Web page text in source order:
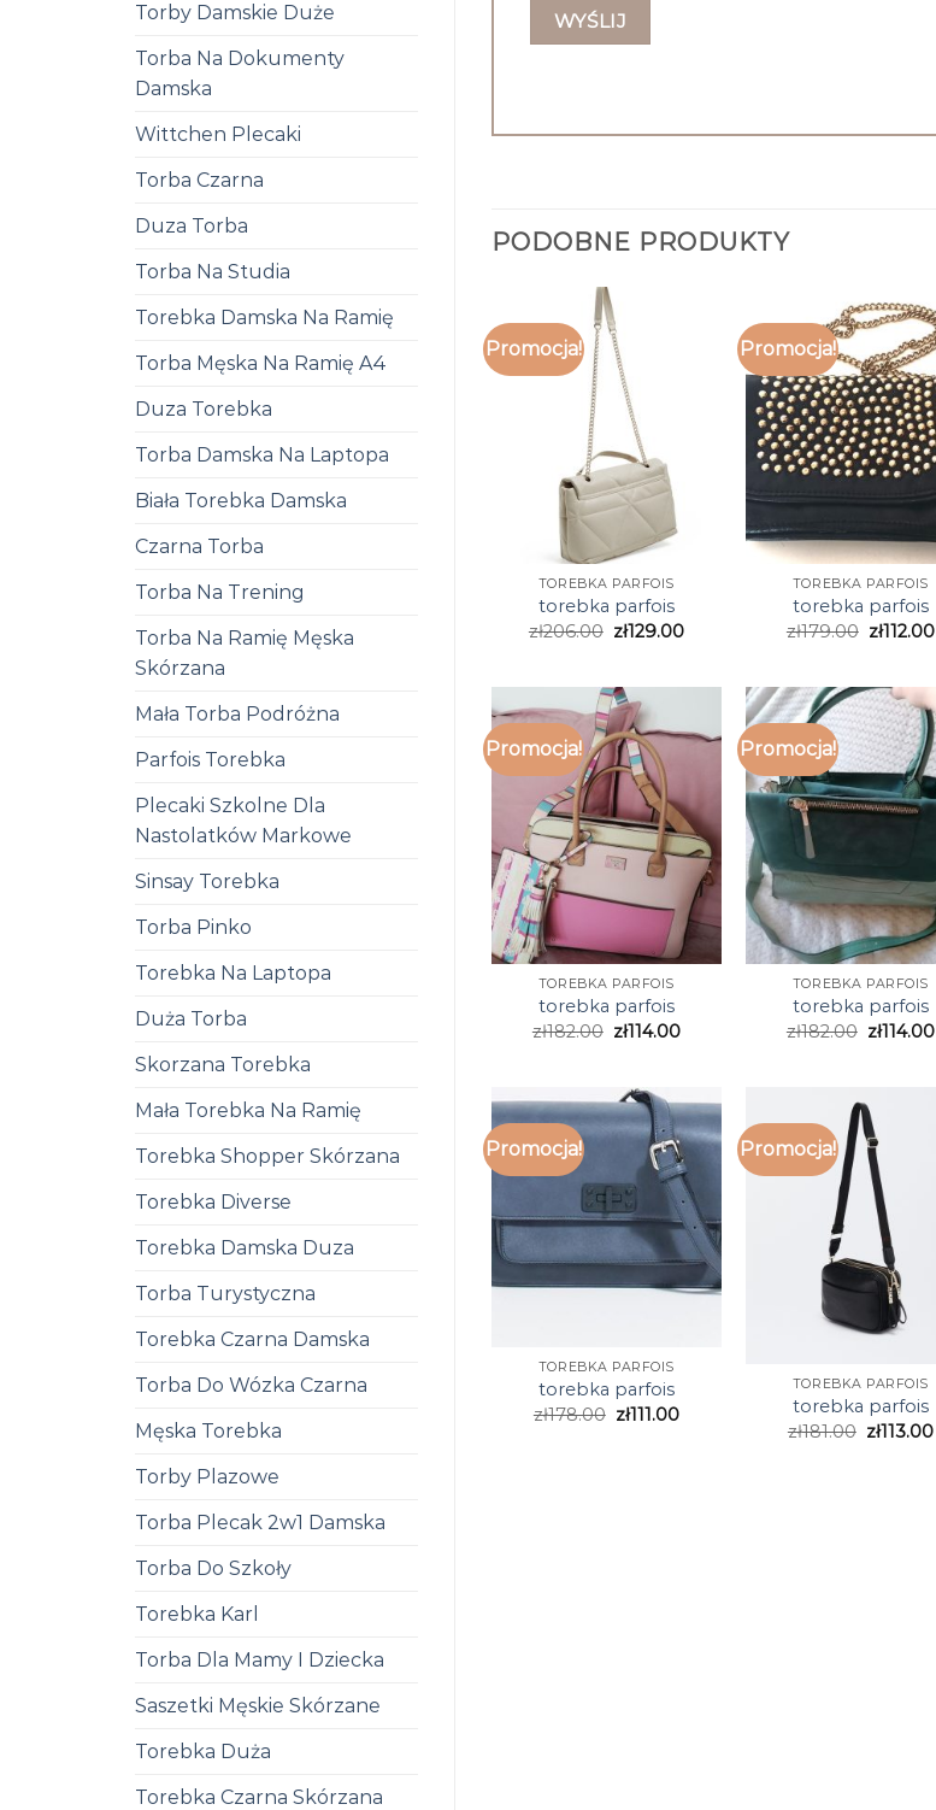
Torby Damskie Duże
Torba Na Dokumenty
Damska
Wittchen Plecaki
Torba Czarna
Duza Torba
Torba Na Studia
Torebka Damska Na Ramię
Torba Męska Na Ramię A4
Duza Torebka
Torba Damska Na Laptopa
Biała Torebka Damska
Czarna Torba
Torba Na Trening
Torba Na Ramię Męska
Skórzana
Mała Torba Podróżna
Parfois Torebka
Plecaki Szkolne Dla
Nastolatków Markowe
Sinsay Torebka
Torba Pinko
Torebka Na Laptopa
Duża Torba
Skorzana Torebka
Mała Torebka Na Ramię
Torebka Shopper Skórzana
Torebka Diverse
Torebka Damska Duza
Torba Turystyczna
Torebka Czarna Damska
Torba Do Wózka Czarna
Męska Torebka
Torby Plazowe
Torba Plecak 2w1 Damska
Torba Do Szkoły
Torebka Karl
Torba Dla Mamy I Dziecka
Saszetki Męskie Skórzane
Torebka Duża
Torebka Czarna Skórzana
PODOBNE PRODUKTY
Promocja!
TOREBKA PARFOIS
torebka parfois
zł206.00 zł129.00
Promocja!
TOREBKA PARFOIS
torebka parfois
zł179.00 zł112.00
Promocja!
TOREBKA PARFOIS
torebka parfois
zł182.00 zł114.00
Promocja!
TOREBKA PARFOIS
torebka parfois
zł182.00 zł114.00
Promocja!
TOREBKA PARFOIS
torebka parfois
zł178.00 zł111.00
Promocja!
TOREBKA PARFOIS
torebka parfois
zł181.00 zł113.00